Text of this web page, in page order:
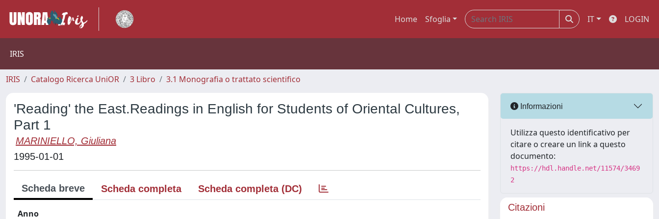
Home Sfoglia IT LOGIN
IRIS
IRIS Catalogo Ricerca UniOR 3 Libro 3.1 Monografia o trattato scientifico
'Reading' the East.Readings in English for Students of Oriental Cultures,
Part 1
MARINIELLO, Giuliana
1995-01-01
Scheda breve Scheda completa Scheda completa (DC)
Anno
Informazioni
Utilizza questo identificativo per
citare o creare un link a questo
documento:
https://hdl.handle.net/11574/3469
2
Citazioni